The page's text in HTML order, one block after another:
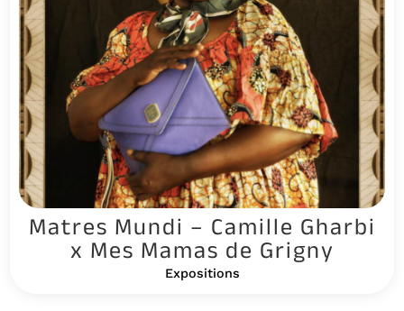
Matres Mundi – Camille Gharbi
x Mes Mamas de Grigny
Expositions